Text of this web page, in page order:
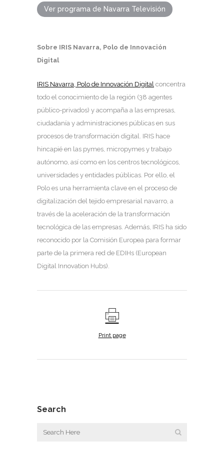
Ver programa de Navarra Televisión
Sobre IRIS Navarra, Polo de Innovación
Digital
IRIS Navarra, Polo de Innovación Digital concentra
todo el conocimiento de la región (38 agentes
público-privados) y acompaña a las empresas,
ciudadanía y administraciones públicas en sus
procesos de transformación digital. IRIS hace
hincapié en las pymes, micropymes y trabajo
autónomo, así como en los centros tecnológicos,
universidades y entidades públicas. Por ello, el
Polo es una herramienta clave en el proceso de
digitalización del tejido empresarial navarro, a
través de la aceleración de la transformación
tecnológica de las empresas. Además, IRIS ha sido
reconocido por la Comisión Europea para formar
parte de la primera red de EDIHs (European
Digital Innovation Hubs).
Print page
Search